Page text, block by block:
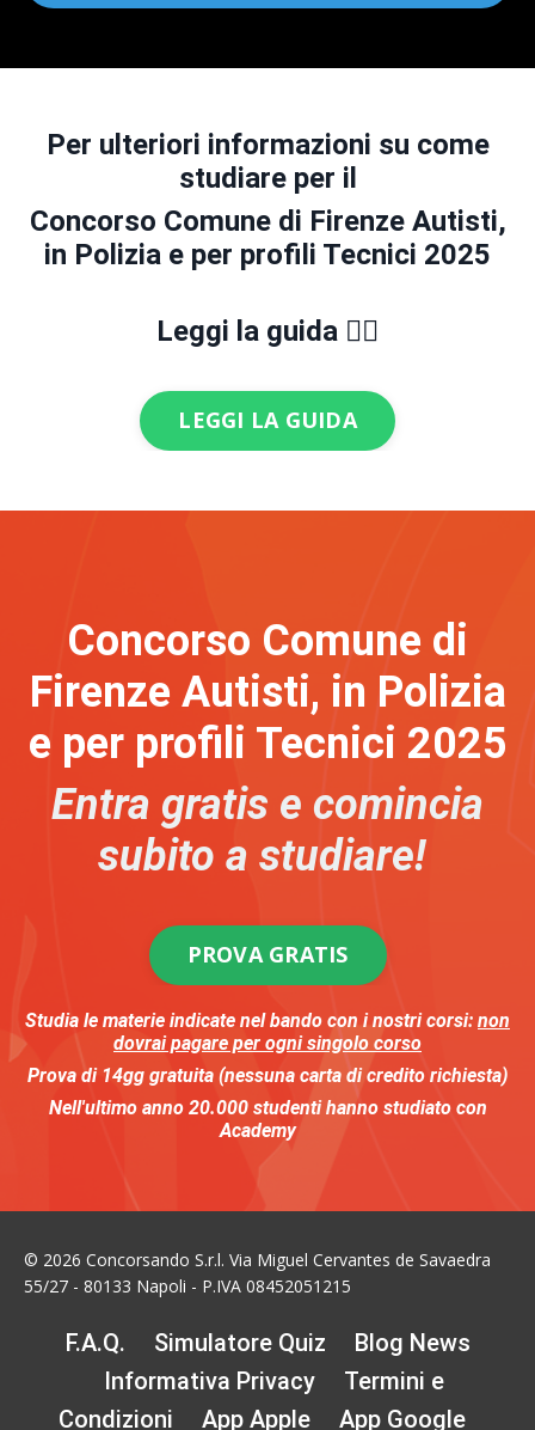
Per ulteriori informazioni su come
studiare per il
Concorso Comune di Firenze Autisti,
in Polizia e per profili Tecnici 2025
Leggi la guida 👇🏻
LEGGI LA GUIDA
Concorso Comune di
Firenze Autisti, in Polizia
e per profili Tecnici 2025
Entra gratis e comincia
subito a studiare!
PROVA GRATIS
Studia le materie indicate nel bando con i nostri corsi: non
dovrai pagare per ogni singolo corso
Prova di 14gg gratuita (nessuna carta di credito richiesta)
Nell'ultimo anno 20.000studentihanno studiato con
Academy
© 2026 Concorsando S.r.l. Via Miguel Cervantes de Savaedra
55/27 - 80133 Napoli - P.IVA 08452051215
F.A.Q. Simulatore Quiz
Blog News
Informativa Privacy
Termini e
Condizioni
App Apple App Google